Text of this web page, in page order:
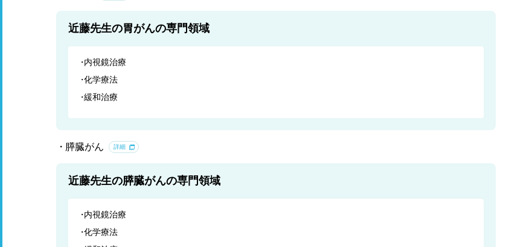
近藤先生の胃がんの専門領域
内視鏡治療
化学療法
緩和治療
膵臓がん 詳細
近藤先生の膵臓がんの専門領域
内視鏡治療
化学療法